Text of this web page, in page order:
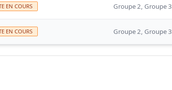
l_Abbé
EN COURS Groupe 2, Groupe 3
l_Abbé
EN COURS Groupe 2, Groupe 3